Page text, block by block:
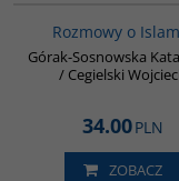
Rozmowy o
Górak-Sosnowska
/ Cegielski
34.00PLN
ZOBACZ